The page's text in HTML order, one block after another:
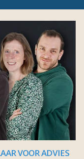
VOOR ADVIES